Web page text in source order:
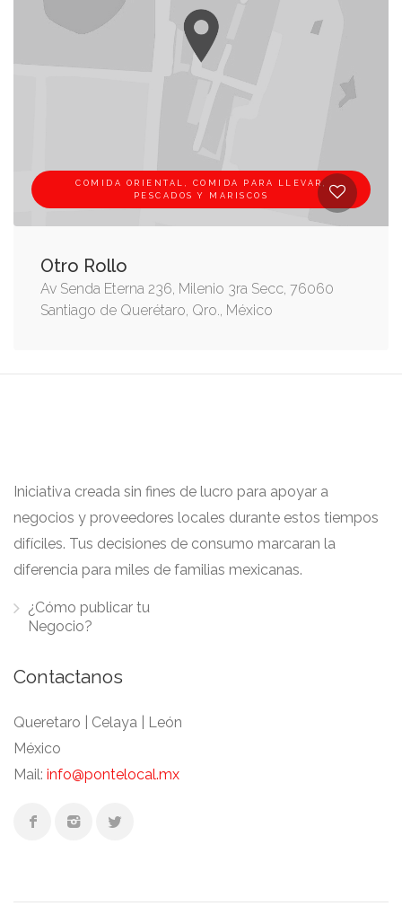
COMIDA ORIENTAL, COMIDA PARA LLEVAR,
PESCADOS Y MARISCOS
Otro Rollo
Av Senda Eterna 236, Milenio 3ra Secc, 76060
Santiago de Querétaro, Qro., México
Iniciativa creada sin fines de lucro para apoyar a
negocios y proveedores locales durante estos tiempos
difíciles. Tus decisiones de consumo marcaran la
diferencia para miles de familias mexicanas.
¿Cómo publicar tu
Negocio?
Contactanos
Queretaro | Celaya | León
México
Mail: info@pontelocal.mx